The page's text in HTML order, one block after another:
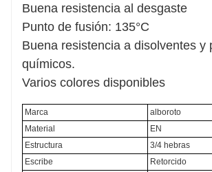
Buena resistencia al desgaste
Punto de fusión: 135°C
Buena resistencia a disolventes y
químicos.
Varios colores disponibles
Marca
alboroto
Material
EN
Estructura
3/4 hebras
Escribe
Retorcido